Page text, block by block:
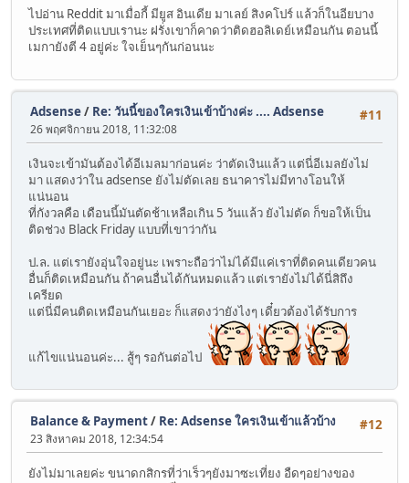
ไปอ่าน Reddit มาเมื่อกี้ มียูส อินเดีย มาเลย์ สิงคโปร์ แล้วก็ในอียบาง
ประเทศที่ติดแบบเรานะ ฝรั่งเขาก็คาดว่าติดฮอลิเดย์เหมือนกัน ตอนนี้
เมกายังตี 4 อยู่ค่ะ ใจเย็นๆกันก่อนนะ
#11
Adsense/ Re: วันนี้ของใครเงินเข้าบ้างค่ะ .... Adsense
26 พฤศจิกายน 2018, 11:32:08
เงินจะเข้ามันต้องได้อีเมลมาก่อนค่ะ ว่าตัดเงินแล้ว แต่นี่อีเมลยังไม่
มา แสดงว่าใน adsense ยังไม่ตัดเลย ธนาคารไม่มีทางโอนให้
แน่นอน
ที่กังวลคือ เดือนนี้มันตัดช้าเหลือเกิน 5 วันแล้ว ยังไม่ตัด ก็ขอให้เป็น
ติดช่วง Black Friday แบบที่เขาว่ากัน
ป.ล. แต่เรายังอุ่นใจอยู่นะ เพราะถือว่าไม่ได้มีแค่เราที่ติดคนเดียวคน
อื่นก็ติดเหมือนกัน ถ้าคนอื่นได้กันหมดแล้ว แต่เรายังไม่ได้นี่สิถึง
เครียด
แต่นี่มีคนติดเหมือนกันเยอะ ก็แสดงว่ายังไงๆ เดี๋ยวต้องได้รับการ
แก้ไขแน่นอนค่ะ... สู้ๆ รอกันต่อไป
#12
Balance & Payment/ Re: Adsense ใครเงินเข้าแล้วบ้าง
23 สิงหาคม 2018, 12:34:54
ยังไม่มาเลยค่ะ ขนาดกสิกรที่ว่าเร็วๆยังมาซะเที่ยง อืดๆอย่างของ